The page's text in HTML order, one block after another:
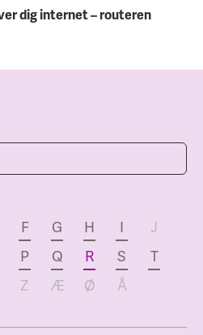
dig internet – routeren
F G H I
J
P Q R S
T
Z Æ Ø Å